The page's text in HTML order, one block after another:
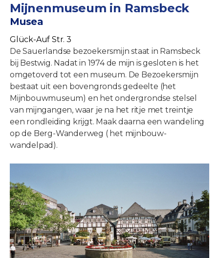
Mijnenmuseum in Ramsbeck
Musea
Glück-Auf Str. 3
De Sauerlandse bezoekersmijn staat in Ramsbeck
bij Bestwig. Nadat in 1974 de mijn is gesloten is het
omgetoverd tot een museum. De Bezoekersmijn
bestaat uit een bovengronds gedeelte (het
Mijnbouwmuseum) en het ondergrondse stelsel
van mijngangen, waar je na het ritje met treintje
een rondleiding krijgt. Maak daarna een wandeling
op de Berg-Wanderweg ( het mijnbouw-
wandelpad).